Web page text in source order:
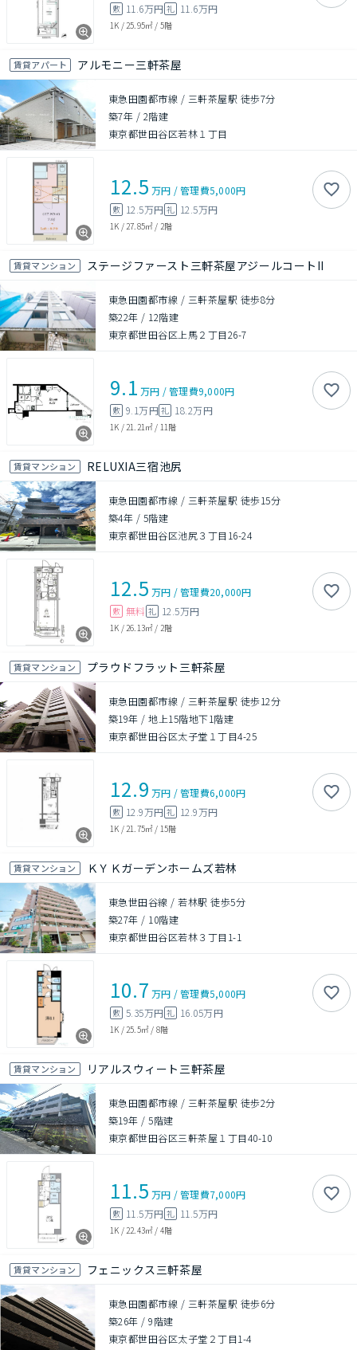
敷 11.6万円 礼 11.6万円
1K / 25.95㎡ / 5階
賃貸アパート アルモニー三軒茶屋
東急田園都市線 / 三軒茶屋駅 徒歩7分
築7年 / 2階建
東京都世田谷区若林１丁目
12.5 万円 /管理費5,000円
敷 12.5万円 礼 12.5万円
1K / 27.85㎡ / 2階
賃貸マンション ステージファースト三軒茶屋アジールコートII
東急田園都市線 / 三軒茶屋駅 徒歩8分
築22年 / 12階建
東京都世田谷区上馬２丁目26-7
9.1 万円 /管理費9,000円
敷 9.1万円礼 18.2万円
1K / 21.21㎡ / 11階
賃貸マンション RELUXIA三宿池尻
東急田園都市線 / 三軒茶屋駅 徒歩15分
築4年 / 5階建
東京都世田谷区池尻３丁目16-24
12.5 万円 /管理費20,000円
敷 無料 礼 12.5万円
1K / 26.13㎡ / 2階
賃貸マンション プラウドフラット三軒茶屋
東急田園都市線 / 三軒茶屋駅 徒歩12分
築19年 /地上15階地下1階建
東京都世田谷区太子堂１丁目4-25
12.9 万円 /管理費6,000円
敷 12.9万円 礼 12.9万円
1K / 21.75㎡ / 15階
賃貸マンション ＫＹＫガーデンホームズ若林
東急世田谷線 / 若林駅 徒歩5分
築27年 / 10階建
東京都世田谷区若林３丁目1-1
10.7 万円 /管理費5,000円
敷 5.35万円 礼 16.05万円
1K / 25.5㎡ / 8階
賃貸マンション リアルスウィート三軒茶屋
東急田園都市線 / 三軒茶屋駅 徒歩2分
築19年 /5階建
東京都世田谷区三軒茶屋１丁目40-10
11.5 万円 /管理費7,000円
敷 11.5万円 礼 11.5万円
1K / 22.43㎡ / 4階
賃貸マンション フェニックス三軒茶屋
東急田園都市線 / 三軒茶屋駅 徒歩6分
築26年 /9階建
東京都世田谷区太子堂２丁目1-4